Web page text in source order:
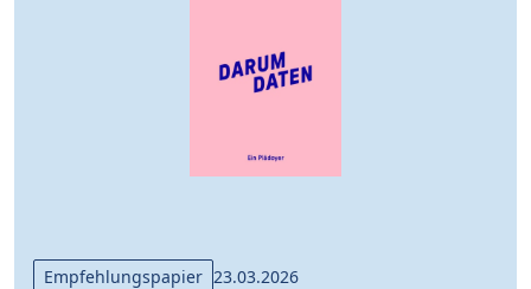
Empfehlungspapier 23.03.2026